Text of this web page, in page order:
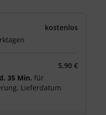
kostenlos
5,90 €
35 Min. für
Lieferdatum